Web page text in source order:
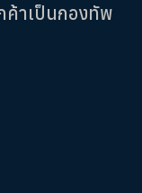
ค้าเป็นกองทัพ